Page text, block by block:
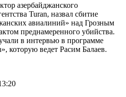
азербайджанского
Turan, назвал сбитие
авиалиний» над Грозным
преднамеренного убийства.
в интервью в программе
которую ведет Расим Балаев.